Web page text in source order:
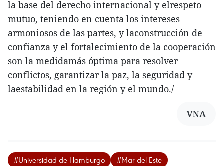
la base del derecho internacional y elrespeto
mutuo, teniendo en cuenta los intereses
armoniosos de las partes, y laconstrucción de
confianza y el fortalecimiento de la cooperación
son la medidamás óptima para resolver
conflictos, garantizar la paz, la seguridad y
laestabilidad en la región y el mundo./
VNA
#Universidad de Hamburgo
#Mar del Este